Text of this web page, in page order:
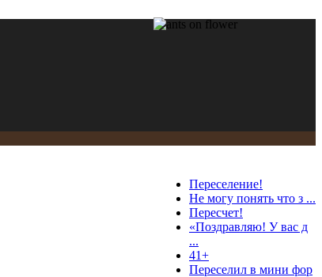
Переселение!
Не могу понять что з ...
Пересчет!
«Поздравляю! У вас д
...
41+
Переселил в мини фор